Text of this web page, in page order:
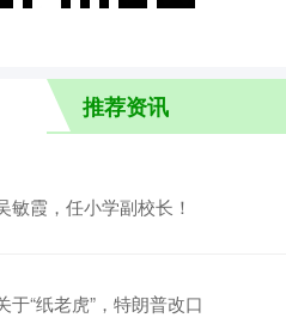
推荐资讯
敏霞，任小学副校长！
于“纸老虎”，特朗普改口